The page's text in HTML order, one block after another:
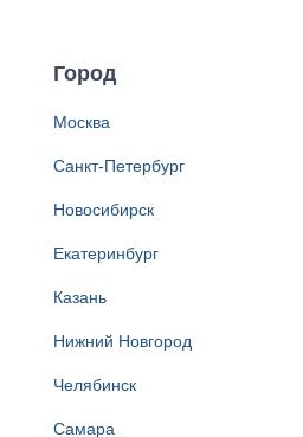
Город
Москва
Санкт-Петербург
Новосибирск
Екатеринбург
Казань
Нижний Новгород
Челябинск
Самара